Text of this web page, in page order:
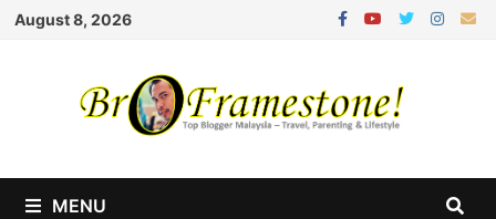
Skip
August 8, 2026
MENU